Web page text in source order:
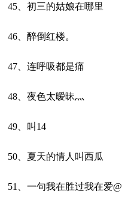
45、初三的姑娘在哪里
46、醉倒红楼。
47、连呼吸都是痛
48、夜色太暧昧灬
49、叫14
50、夏天的情人叫西瓜
51、一句我在胜过我在爱@